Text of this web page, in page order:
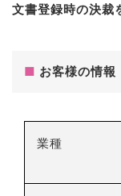
文書登録時の決裁
■ お客様の情報
業種